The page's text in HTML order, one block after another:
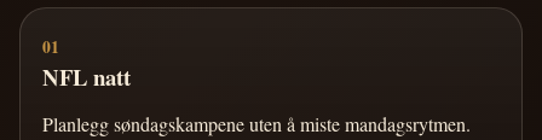
01
NFL natt
Planlegg søndagskampene uten å miste mandagsrytmen.